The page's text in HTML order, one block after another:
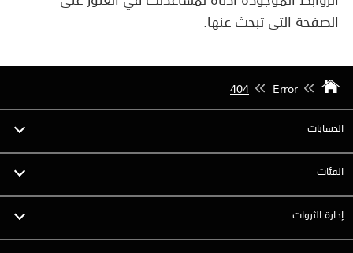
الصفحة التي تبحث عنها.
Error
404
الحسابات
الفئات
إدارة الثروات